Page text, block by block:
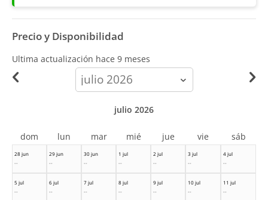
Precio y Disponibilidad
Ultima actualización hace 9 meses
calendar-
month
28 jun
--
29 jun
--
30 jun
--
1 jul
--
2 jul
--
3 jul
--
4 jul
--
5 jul
--
6 jul
--
7 jul
--
8 jul
--
9 jul
--
10 jul
--
11 jul
--
julio 2026
dom lun mar mié jue vie sáb